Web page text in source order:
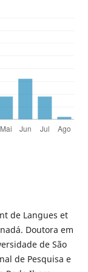
de Langues et
Doutora em
de São
de Pesquisa e